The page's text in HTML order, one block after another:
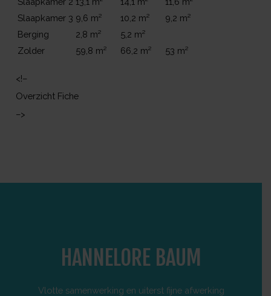
Slaapkamer 3 9,6 m² 10,2 m²
9,2 m²
Berging
2,8 m²
5,2 m²
Zolder
59,8 m² 66,2 m² 53 m²
<!–
Overzicht Fiche
–>
HANNELORE BAUM
Vlotte samenwerking en uiterst fijne afwerking